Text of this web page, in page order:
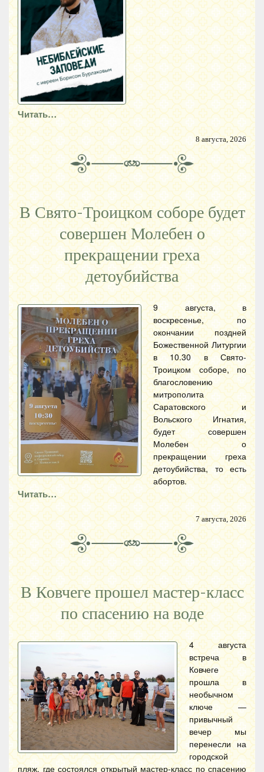
Читать…
8 августа, 2026
В Свято-Троицком соборе будет
совершен Молебен о
прекращении греха
детоубийства
9 августа, в
воскресенье, по
окончании поздней
Божественной Литургии
в 10.30 в Свято-
Троицком соборе, по
благословению
митрополита
Саратовского и
Вольского Игнатия,
будет совершен
Молебен о
прекращении греха
детоубийства, то есть
абортов.
Читать…
7 августа, 2026
В Ковчеге прошел мастер-класс
по спасению на воде
4 августа
встреча в
Ковчеге
прошла в
необычном
ключе —
привычный
вечер мы
перенесли на
городской
пляж, где состоялся открытый мастер-класс по спасению